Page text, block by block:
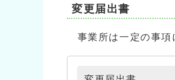
変更届出書
事業所は一定の事項